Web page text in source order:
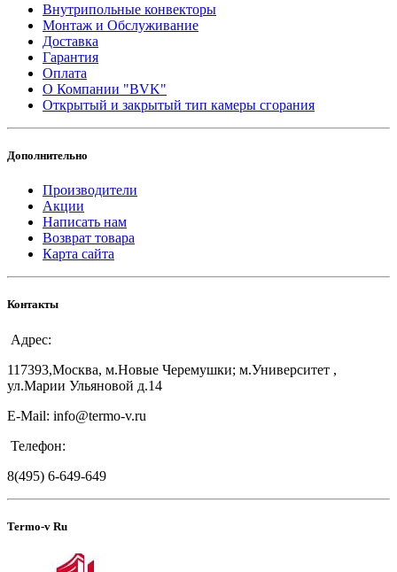
Внутрипольные конвекторы
Монтаж и Обслуживание
Доставка
Гарантия
Оплата
О Компании "BVK"
Открытый и закрытый тип камеры сгорания
Дополнительно
Производители
Акции
Написать нам
Возврат товара
Карта сайта
Контакты
Адрес:
117393,Москва, м.Новые Черемушки; м.Университет ,
ул.Марии Ульяновой д.14
E-Mail: info@termo-v.ru
Телефон:
8(495) 6-649-649
Termo-v Ru